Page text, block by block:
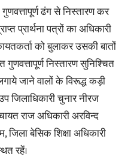
ढंग से निस्तारण कर
प्रार्थना पत्रों का अधिकारी
को बुलाकर उसकी बातों
गुणवत्तापूर्ण निस्तारण सुनिश्चित
जाने वालों के विरूद्ध कड़ी
जिलाधिकारी चुनार नीरज
राज अधिकारी अरविन्द
जिला बेसिक शिक्षा अधिकारी
रहें।